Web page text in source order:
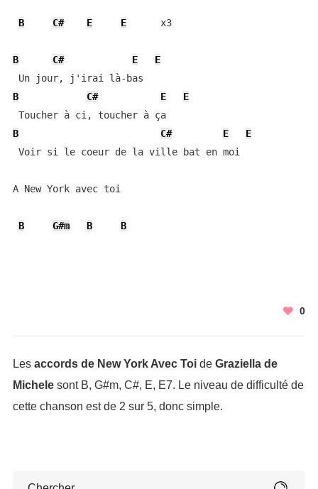
B C# E E
      x3
B C# E
E
B
C# E
E
Toucher à ci, toucher à ça
B
C# E
E
Voir si le coeur de la ville bat en moi
A New York avec toi
B G#m B B
0
Les accords de New York Avec Toide Graziella de
Michelesont B, G#m, C#, E, E7. Le niveau de difficulté de
cette chanson est de 2 sur 5, donc simple.